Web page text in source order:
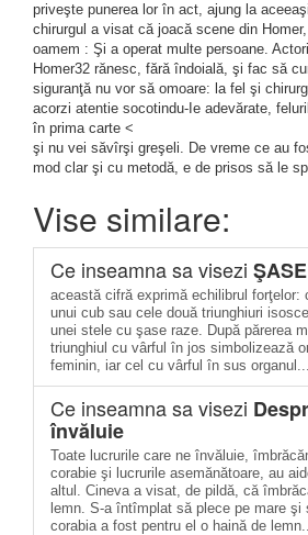
priveşte punerea lor în act, ajung la
chirurgul a visat că joacă scene din
oamem : Şi a operat multe persoane.
Homer32 rănesc, fără îndoială, şi fac să
siguranţă nu vor să omoare: la fel şi
acorzi atentie socotindu-Ie adevărate,
în prima carte <
şi nu vei săvîrşi greşeli. De vreme ce au
mod clar şi cu metodă, e de prisos să le
Vise similare:
Ce inseamna sa visezi ŞASE
această cifră exprimă echilibrul forţelor:
unui cub sau cele două triunghiuri
unei stele cu şase raze. După părerea
triunghiul cu vârful în jos simbolizează
feminin, iar cel cu vârful în sus
Ce inseamna sa visezi
învăluie
Toate lucrurile care ne învăluie,
corabie şi lucrurile asemănătoare, au
altul. Cineva a visat, de pildă, că
lemn. S-a întîmplat să plece pe mare şi
corabia a fost pentru el o haină de